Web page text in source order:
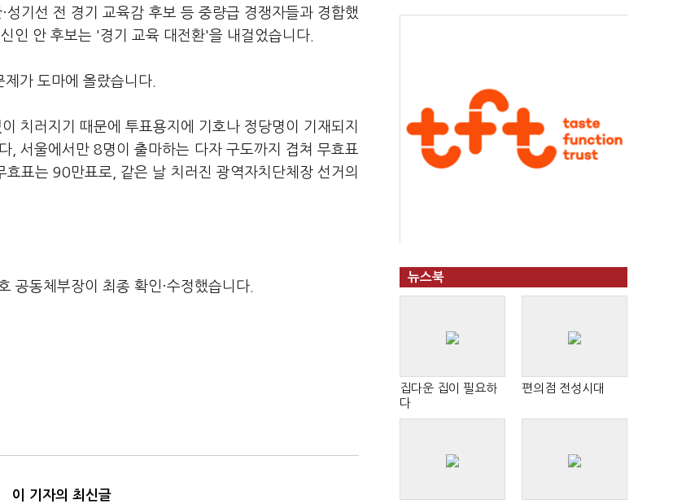
기선 전 경기 교육감 후보 등 중량급 경쟁자들과 경합했
인 안 후보는 '경기 교육 대전환'을 내걸었습니다.
가 도마에 올랐습니다.
치러지기 때문에 투표용지에 기호나 정당명이 기재되지
, 서울에서만 8명이 출마하는 다자 구도까지 겹쳐 무효표
표는 90만표로, 같은 날 치러진 광역자치단체장 선거의
공동체부장이 최종 확인·수정했습니다.
이 기자의 최신글
뉴스북
집다운 집이 필요하
다
편의점 전성시대